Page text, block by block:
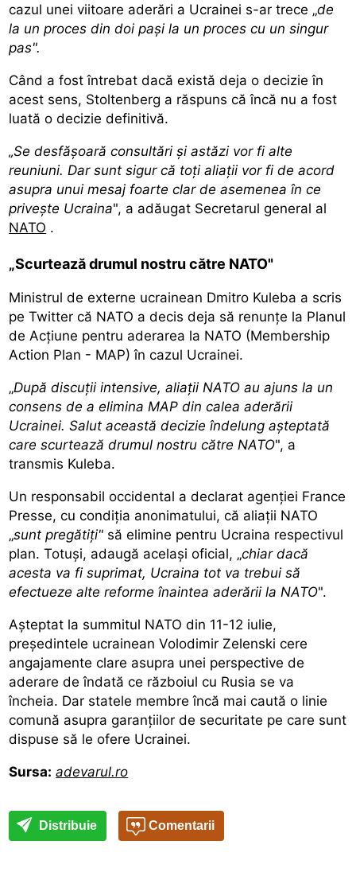
cazul unei viitoare aderări a Ucrainei s-ar trece „de
la un proces din doi paşi la un proces cu un singur
pas".
Când a fost întrebat dacă există deja o decizie în
acest sens, Stoltenberg a răspuns că încă nu a fost
luată o decizie definitivă.
„Se desfăşoară consultări şi astăzi vor fi alte
reuniuni. Dar sunt sigur că toţi aliaţii vor fi de acord
asupra unui mesaj foarte clar de asemenea în ce
priveşte Ucraina", a adăugat Secretarul general al
NATO .
„Scurtează drumul nostru către NATO"
Ministrul de externe ucrainean Dmitro Kuleba a scris
pe Twitter că NATO a decis deja să renunţe la Planul
de Acţiune pentru aderarea la NATO (Membership
Action Plan - MAP) în cazul Ucrainei.
„După discuţii intensive, aliaţii NATO au ajuns la un
consens de a elimina MAP din calea aderării
Ucrainei. Salut această decizie îndelung aşteptată
care scurtează drumul nostru către NATO", a
transmis Kuleba.
Un responsabil occidental a declarat agenţiei France
Presse, cu condiţia anonimatului, că aliaţii NATO
„sunt pregătiţi" să elimine pentru Ucraina respectivul
plan. Totuşi, adaugă acelaşi oficial, „chiar dacă
acesta va fi suprimat, Ucraina tot va trebui să
efectueze alte reforme înaintea aderării la NATO".
Aşteptat la summitul NATO din 11-12 iulie,
preşedintele ucrainean Volodimir Zelenski cere
angajamente clare asupra unei perspective de
aderare de îndată ce războiul cu Rusia se va
încheia. Dar statele membre încă mai caută o linie
comună asupra garanţiilor de securitate pe care sunt
dispuse să le ofere Ucrainei.
Sursa: adevarul.ro
Distribuie Comentarii